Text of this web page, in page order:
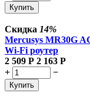
Купить
Скидка 14%
Mercusys MR30G
Wi-Fi роутер
2 509 Р 2 163 Р
+
−
Купить